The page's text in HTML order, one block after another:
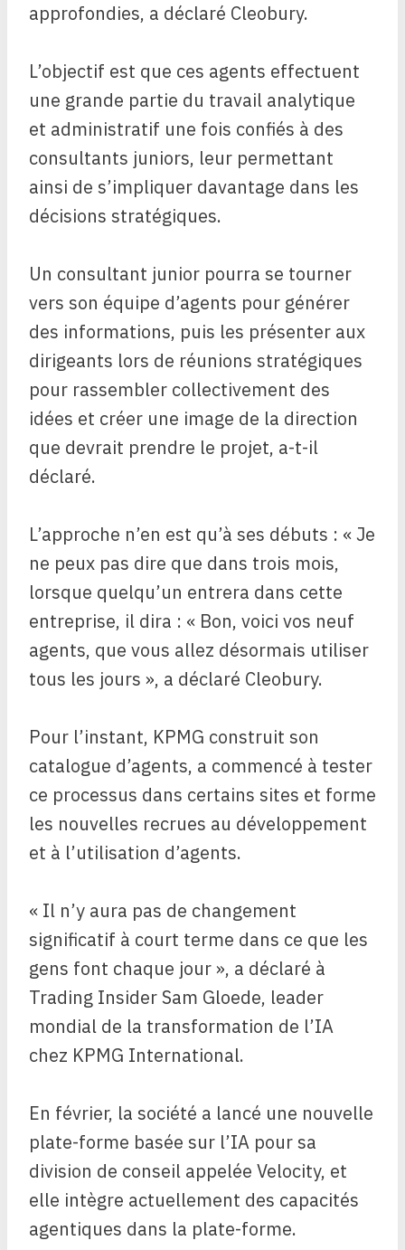
approfondies, a déclaré Cleobury.
L’objectif est que ces agents effectuent
une grande partie du travail analytique
et administratif une fois confiés à des
consultants juniors, leur permettant
ainsi de s’impliquer davantage dans les
décisions stratégiques.
Un consultant junior pourra se tourner
vers son équipe d’agents pour générer
des informations, puis les présenter aux
dirigeants lors de réunions stratégiques
pour rassembler collectivement des
idées et créer une image de la direction
que devrait prendre le projet, a-t-il
déclaré.
L’approche n’en est qu’à ses débuts : « Je
ne peux pas dire que dans trois mois,
lorsque quelqu’un entrera dans cette
entreprise, il dira : « Bon, voici vos neuf
agents, que vous allez désormais utiliser
tous les jours », a déclaré Cleobury.
Pour l’instant, KPMG construit son
catalogue d’agents, a commencé à tester
ce processus dans certains sites et forme
les nouvelles recrues au développement
et à l’utilisation d’agents.
« Il n’y aura pas de changement
significatif à court terme dans ce que les
gens font chaque jour », a déclaré à
Trading Insider Sam Gloede, leader
mondial de la transformation de l’IA
chez KPMG International.
En février, la société a lancé une nouvelle
plate-forme basée sur l’IA pour sa
division de conseil appelée Velocity, et
elle intègre actuellement des capacités
agentiques dans la plate-forme.